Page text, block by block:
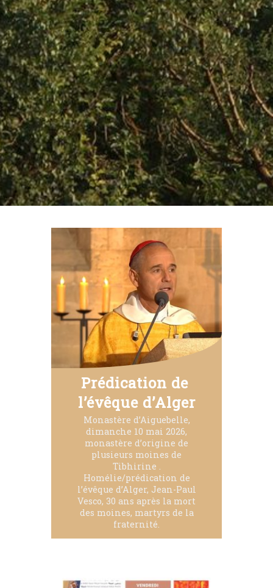
Prédication de
l’évêque d’Alger
Monastère d’Aiguebelle,
dimanche 10 mai 2026,
monastère d’origine de
plusieurs moines de
Tibhirine .
Homélie/prédication de
l’évêque d’Alger, Jean-Paul
Vesco, 30 ans après la mort
des moines, martyrs de la
fraternité.